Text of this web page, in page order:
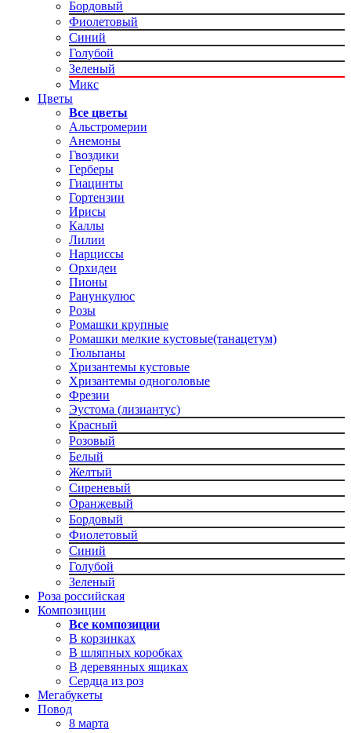
Бордовый
Фиолетовый
Синий
Голубой
Зеленый
Микс
Цветы
Все цветы
Альстромерии
Анемоны
Гвоздики
Герберы
Гиацинты
Гортензии
Ирисы
Каллы
Лилии
Нарциссы
Орхидеи
Пионы
Ранункулюс
Розы
Ромашки крупные
Ромашки мелкие кустовые(танацетум)
Тюльпаны
Хризантемы кустовые
Хризантемы одноголовые
Фрезии
Эустома (лизиантус)
Красный
Розовый
Белый
Желтый
Сиреневый
Оранжевый
Бордовый
Фиолетовый
Синий
Голубой
Зеленый
Роза российская
Композиции
Все композиции
В корзинках
В шляпных коробках
В деревянных ящиках
Сердца из роз
Мегабукеты
Повод
8 марта